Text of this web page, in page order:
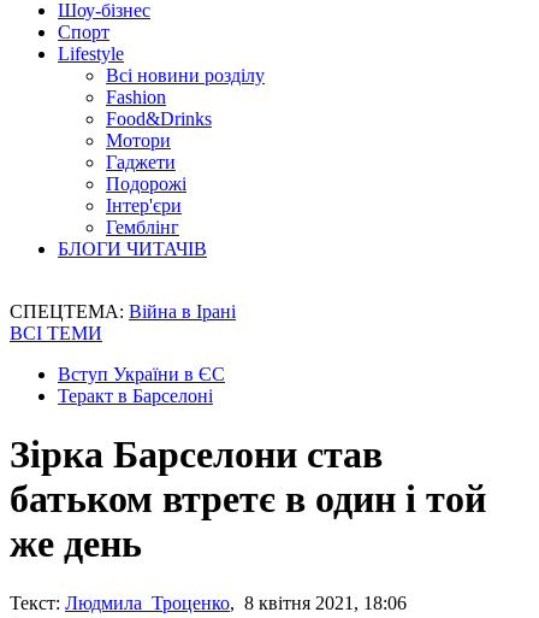
Шоу-бізнес
Спорт
Lifestyle
Всі новини розділу
Fashion
Food&Drinks
Мотори
Гаджети
Подорожі
Інтер'єри
Гемблінг
БЛОГИ ЧИТАЧІВ
СПЕЦТЕМА: Війна в Ірані
ВСІ ТЕМИ
Вступ України в ЄС
Теракт в Барселоні
Зірка Барселони став
батьком втретє в один і той
же день
Текст: Людмила Троценко, 8 квітня 2021, 18:06